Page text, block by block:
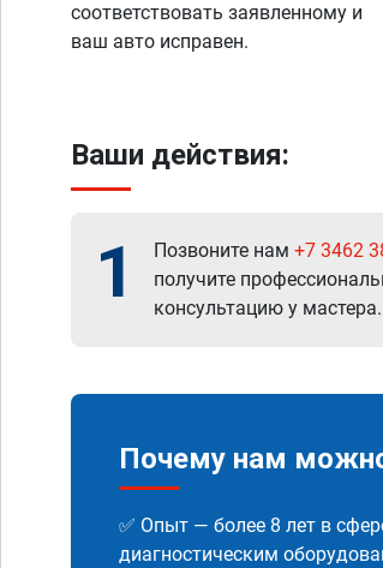
соответствовать заявленному и
ваш авто исправен.
Ваши действия:
1 Позвоните нам +7 3462
получите
консультацию у мастера.
Почему нам
✅ Опыт — более 8 лет в
диагностическим